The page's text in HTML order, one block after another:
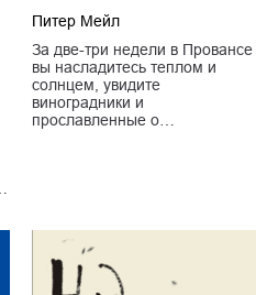
Питер Мейл
За две-три недели в Провансе
вы насладитесь теплом и
солнцем, увидите
виноградники и
прославленные о…